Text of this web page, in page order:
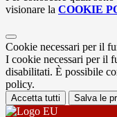
visionare la COOKIE
Cookie necessari per il
I cookie necessari per il
disabilitati. È possibile
policy.
Accetta tutti Salva le